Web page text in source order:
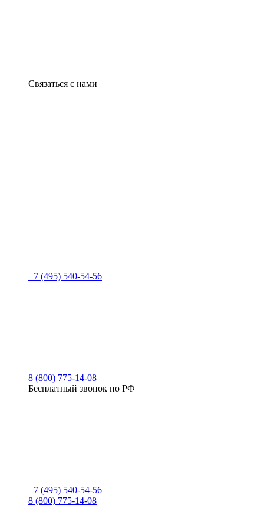
Связаться с нами
+7 (495) 540-54-56
8 (800) 775-14-08
Бесплатный звонок по РФ
+7 (495) 540-54-56
8 (800) 775-14-08